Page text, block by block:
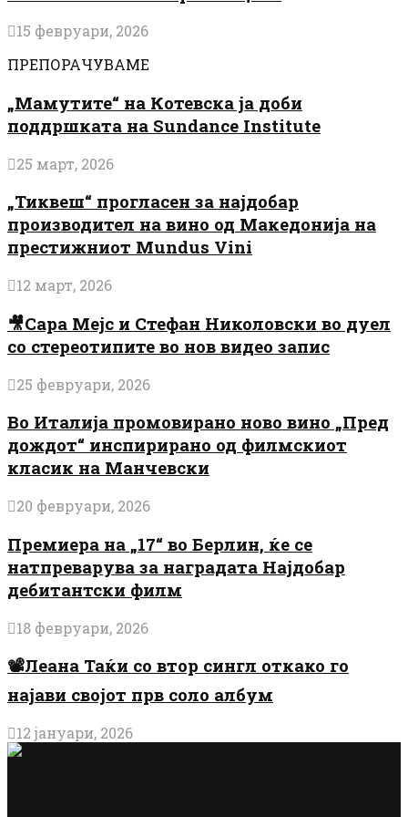
15 февруари, 2026
ПРЕПОРАЧУВАМЕ
„Мамутите“ на Котевска ја доби
поддршката на Sundance Institute
25 март, 2026
„Тиквеш“ прогласен за најдобар
производител на вино од Македонија на
престижниот Mundus Vini
12 март, 2026
🎥Сара Мејс и Стефан Николовски во дуел
со стереотипите во нов видео запис
25 февруари, 2026
Во Италија промовирано ново вино „Пред
дождот“ инспирирано од филмскиот
класик на Манчевски
20 февруари, 2026
Премиера на „17“ во Берлин, ќе се
натпреварува за наградата Најдобар
дебитантски филм
18 февруари, 2026
📽️Леана Таќи со втор сингл откако го
најави својот прв соло албум
12 јануари, 2026